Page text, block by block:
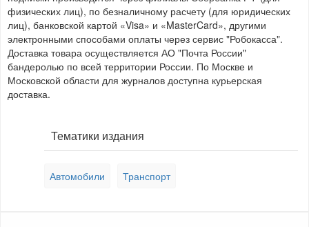
физических лиц), по безналичному расчету (для юридических
лиц), банковской картой «Visa» и «MasterCard», другими
электронными способами оплаты через сервис "Робокасса".
Доставка товара осуществляется АО "Почта России"
бандеролью по всей территории России. По Москве и
Московской области для журналов доступна курьерская
доставка.
Тематики издания
Автомобили Транспорт